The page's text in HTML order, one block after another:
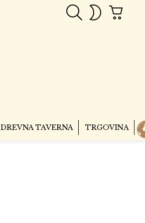
PRETRAGASWITCH
SKIN
DREVNA TAVERNA TRGOVINA